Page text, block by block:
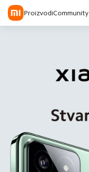
ProizvodiCommunity